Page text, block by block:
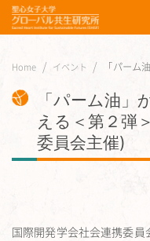
Home イベント 「パーム
「パーム油」
える＜第２弾
委員会主催)
国際開発学会社会連携委